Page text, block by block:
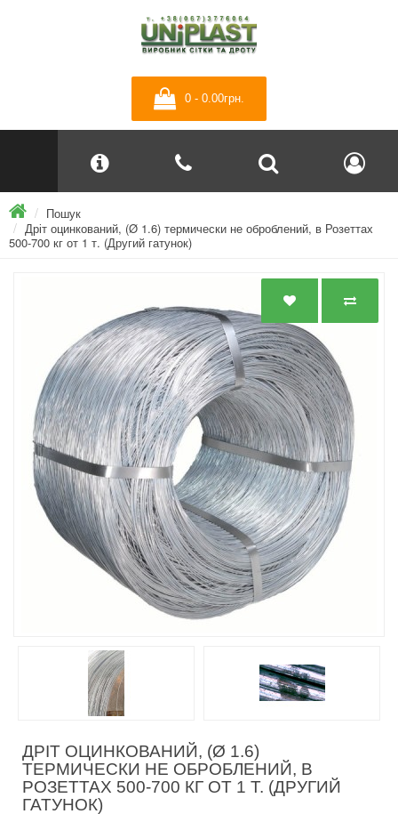
0 - 0.00грн.
Пошук
Дріт оцинкований, (Ø 1.6) термически не оброблений, в Розеттах
500-700 кг от 1 т. (Другий гатунок)
ДРІТ ОЦИНКОВАНИЙ, (Ø 1.6)
ТЕРМИЧЕСКИ НЕ ОБРОБЛЕНИЙ, В
РОЗЕТТАХ 500-700 КГ ОТ 1 Т. (ДРУГИЙ
ГАТУНОК)